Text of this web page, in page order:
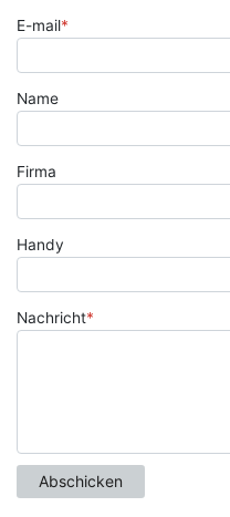
E-mail*
Name
Firma
Handy
Nachricht*